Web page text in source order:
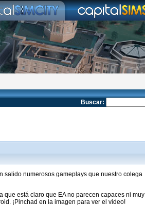
Buscar:
salido numerosos gameplays que nuestro colega
que está claro que EA no parecen capaces ni muy
¡Pinchad en la imagen para ver el video!